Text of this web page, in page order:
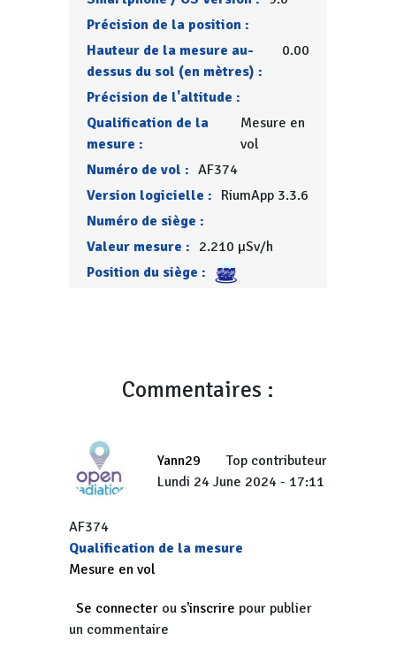
Précision de la position :
Hauteur de la mesure au-
dessus du sol (en mètres) :
0.00
Précision de l'altitude :
Qualification de la
mesure :
Mesure en
vol
Numéro de vol : AF374
Version logicielle : RiumApp 3.3.6
Numéro de siège :
Valeur mesure : 2.210 µSv/h
Position du siège :
Commentaires :
Yann29
Top contributeur
Lundi 24 June 2024 - 17:11
AF374
Qualification de la mesure
Mesure en vol
Se connecter ou s'inscrire pour publier
un commentaire